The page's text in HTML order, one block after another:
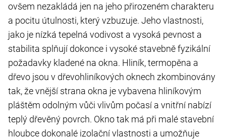
ovšem nezakládá jen na jeho přirozeném charakteru
a pocitu útulnosti, který vzbuzuje. Jeho vlastnosti,
jako je nízká tepelná vodivost a vysoká pevnost a
stabilita splňují dokonce i vysoké stavebně fyzikální
požadavky kladené na okna. Hliník, termopěna a
dřevo jsou v dřevohliníkových oknech zkombinovány
tak, že vnější strana okna je vybavena hliníkovým
pláštěm odolným vůči vlivům počasí a vnitřní nabízí
teplý dřevěný povrch. Okno tak má při malé stavební
hloubce dokonalé izolační vlastnosti a umožňuje